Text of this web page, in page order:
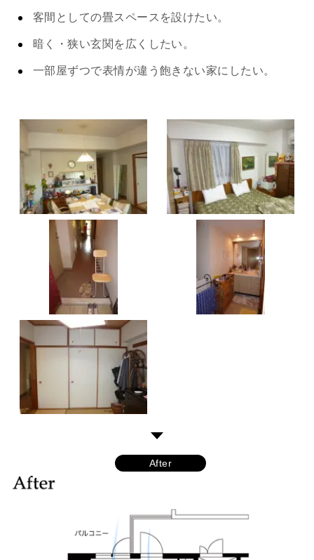
客間としての畳スペースを設けたい。
暗く・狭い玄関を広くしたい。
一部屋ずつで表情が違う飽きない家にしたい。
After